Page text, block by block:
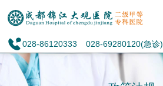
028-86120333 028-69280120(急诊)